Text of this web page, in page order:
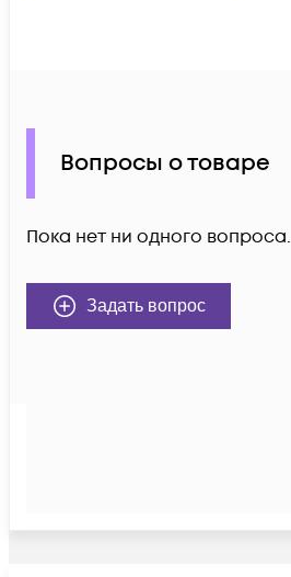
Вопросы о товаре
Пока нет ни одного вопроса.
Задать вопрос